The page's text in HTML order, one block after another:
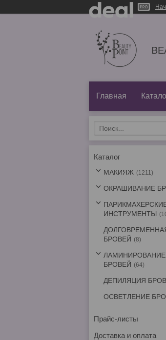
Главная
Каталог
МАКИЯЖ 1211
ОКРАШИВАНИЕ
ИНСТРУМЕНТЫ
БРОВЕЙ
8
БРОВЕЙ
64
ДЕПИЛЯЦИЯ
ОСВЕТЛЕНИЕ
Прайс-листы
Доставка и оплата